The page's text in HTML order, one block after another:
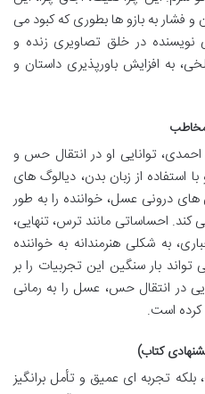
فشار به بازو ها بطوری که کبود می
در خلق تصاویری زنده و
به افزایش باورپذیری داستان و
توانایی او در انتقال حس و
از زبان بدن، دیالوگ های
های درونی عسل، خواننده را به طور
احساساتی مانند ترس، تنهایی،
به شکلی هنرمندانه به خواننده
بار سنگین این تجربیات را بر
در انتقال حس، عسل را به رمانی
کرده است.
کتاب)
تجربه ای عمیق و تأمل برانگیز